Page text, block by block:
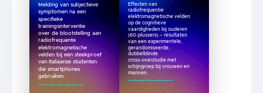
Melding van subjectieve
symptomen na een
specifieke
trainingsinterventie
over de blootstelling aan
radiofrequente
elektromagnetische
velden bij een steekproef
van Italiaanse studenten
die smartphones
gebruiken.
Effecten van
radiofrequentie
elektromagnetische velden
op de cognitieve
vaardigheden bij ouderen
(60-plussers) – resultaten
van een experimentele,
gerandomiseerde,
dubbelblinde
cross-overstudie met
schijngroep bij vrouwen en
mannen.